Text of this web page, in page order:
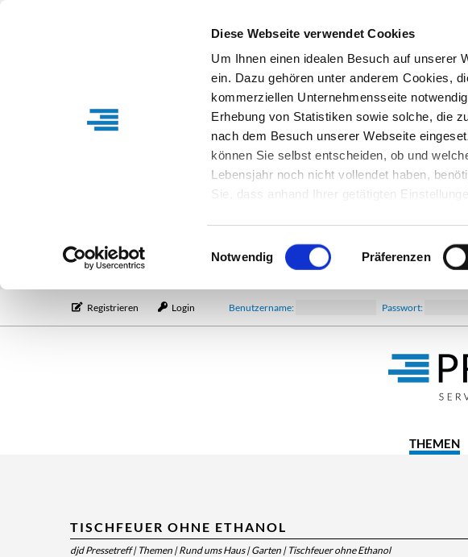
Diese Webseite verwendet Cookies
Um Ihnen einen idealen Besuch auf unserer
ein. Dazu gehören unter anderem Cookies,
kommerziellen Unternehmensseite
Erhebung von Statistiken sowie solche, die
nach dem Besuch unserer Webseite
können Sie selbst entscheiden, ob und
Lebensjahr noch nicht vollendet haben,
Sie, dass anhand Ihrer getätigten
entsprechende Informationen.
Einwilligungsauswahl
Notwendig Präferenzen
Benutzername: Passwort:
Registrieren Login
THEMEN
TISCHFEUER OHNE ETHANOL
djd Pressetreff| Themen |Rund ums Haus|Garten | Tischfeuer ohne Ethanol